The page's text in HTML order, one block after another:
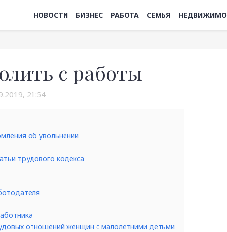
НОВОСТИ БИЗНЕС РАБОТА СЕМЬЯ
с работы
21:54
об увольнении
трудового кодекса
отношений женщин с малолетними детьми